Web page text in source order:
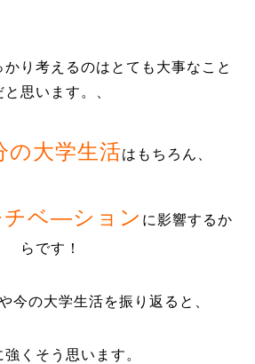
り考えるのはとても大事なこと
と思います。、
の大学生活はもちろん、
チベ―ション に影響するか
らです！
今の大学生活を振り返ると、
強くそう思います。